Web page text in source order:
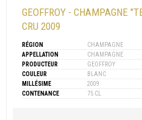
GEOFFROY - CHAMPAGNE
CRU 2009
RÉGION
CHAMPAGNE
APPELLATION
CHAMPAGNE
PRODUCTEUR
GEOFFROY
COULEUR
BLANC
MILLÉSIME
2009
CONTENANCE
75 CL